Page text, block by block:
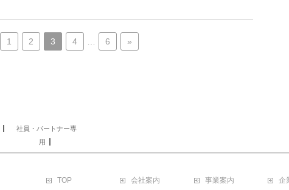
1 2 3 4 6 »
社員・パートナー専
用
TOP 会社案内 事業案内 企